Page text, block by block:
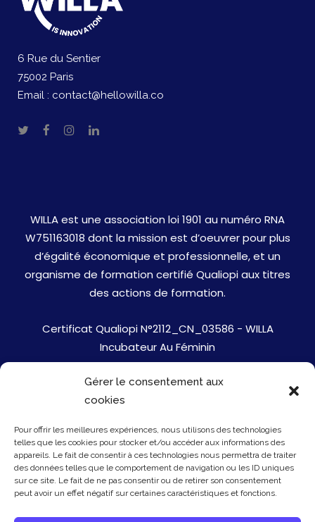
Gérer le consentement aux
cookies
Pour offrir les meilleures expériences, nous utilisons des technologies
telles que les cookies pour stocker et/ou accéder aux informations des
appareils. Le fait de consentir à ces technologies nous permettra de traiter
des données telles que le comportement de navigation ou les ID uniques
sur ce site. Le fait de ne pas consentir ou de retirer son consentement
peut avoir un effet négatif sur certaines caractéristiques et fonctions.
6 Rue du Sentier
75002 Paris
Email : contact@hellowilla.co
WILLA est une association loi 1901 au numéro RNA
W751163018 dont la mission est d’oeuvrer pour plus
d’égalité économique et professionnelle, et un
organisme de formation certifié Qualiopi aux titres
des actions de formation.
Certificat Qualiopi N°2112_CN_03586 - WILLA
Incubateur Au Féminin
Jobs
Mentions Légales
Politique de cookies
Presse